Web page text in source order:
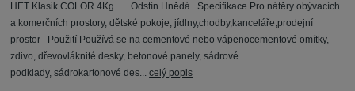
HET Klasik COLOR 4Kg Odstín Hnědá Specifikace Pro nátěry obývacích
a komerčních prostory, dětské pokoje, jídlny,chodby,kanceláře,prodejní
prostor Použití Používá se na cementové nebo vápenocementové omítky,
zdivo, dřevovláknité desky, betonové panely, sádrové
podklady, sádrokartonové des...celý popis